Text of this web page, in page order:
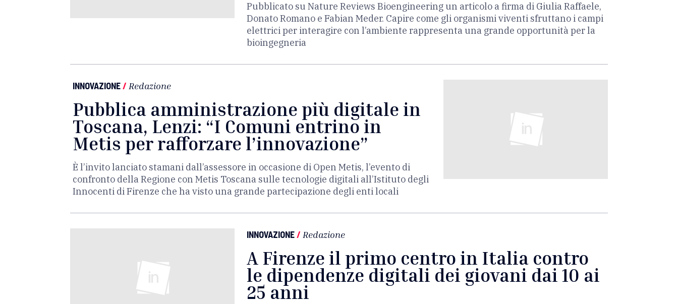
Pubblicato su Nature Reviews Bioengineering un articolo a firma di Giulia Raffaele,
Donato Romano e Fabian Meder. Capire come gli organismi viventi sfruttano i campi
elettrici per interagire con l’ambiente rappresenta una grande opportunità per la
bioingegneria
INNOVAZIONE/ Redazione
Pubblica amministrazione più digitale in
Toscana, Lenzi: “I Comuni entrino in
Metis per rafforzare l’innovazione”
È l’invito lanciato stamani dall’assessore in occasione di Open Metis, l’evento di
confronto della Regione con Metis Toscana sulle tecnologie digitali all’Istituto degli
Innocenti di Firenze che ha visto una grande partecipazione degli enti locali
INNOVAZIONE/ Redazione
A Firenze il primo centro in Italia contro
le dipendenze digitali dei giovani dai 10 ai
25 anni